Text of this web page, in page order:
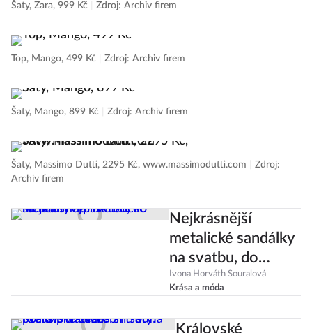
Šaty, Zara, 999 Kč Zdroj: Archiv firem
Top, Mango, 499 Kč Zdroj: Archiv firem
Šaty, Mango, 899 Kč Zdroj: Archiv firem
Šaty, Massimo Dutti, 2295 Kč, www.massimodutti.com
Zdroj:
Archiv firem
Nejkrásnější
metalické sandálky
na svatbu, do
města i na pláž
Ivona Horváth Souralová
Krása a móda
Královské